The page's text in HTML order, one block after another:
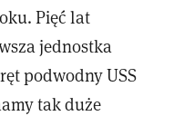
Pięć lat
jednostka
podwodny USS
tak duże